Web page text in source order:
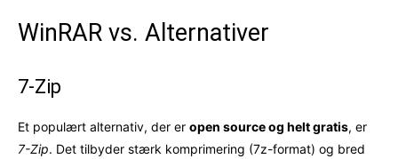
WinRAR vs. Alternativer
7-Zip
Et populært alternativ, der er open source og helt gratis, er
7-Zip. Det tilbyder stærk komprimering (7z-format) og bred